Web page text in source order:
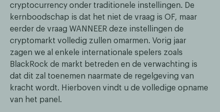
cryptocurrency onder traditionele instellingen. De
kernboodschap is dat het niet de vraag is OF, maar
eerder de vraag WANNEER deze instellingen de
cryptomarkt volledig zullen omarmen. Vorig jaar
zagen we al enkele internationale spelers zoals
BlackRock de markt betreden en de verwachting is
dat dit zal toenemen naarmate de regelgeving van
kracht wordt. Hierboven vindt u de volledige opname
van het panel.